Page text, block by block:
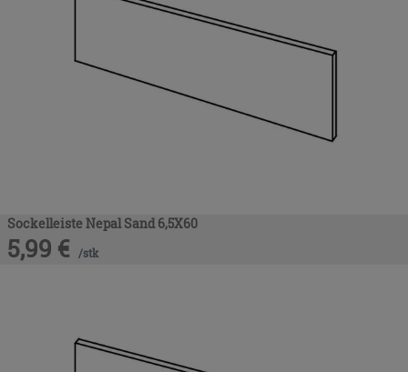
Sockelleiste Nepal Sand 6,5X60
5,99 € /stk